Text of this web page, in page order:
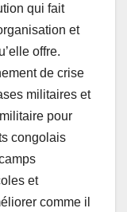
qui fait
et
offre.
de crise
militaires et
pour
congolais
et
comme il